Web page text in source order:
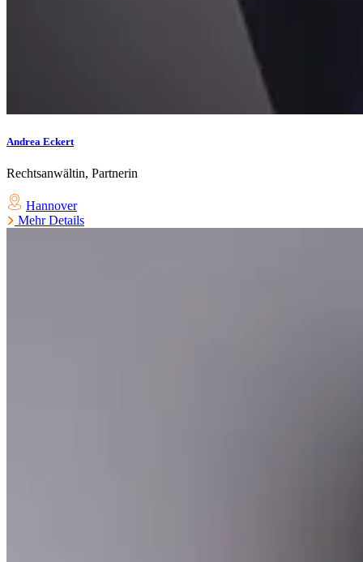
Andrea Eckert
Rechtsanwältin, Partnerin
Hannover
Mehr Details